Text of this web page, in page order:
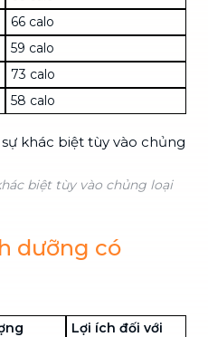
66 calo
59 calo
73 calo
58 calo
biệt tùy vào chủng loại
dưỡng có
Lợi ích đối với